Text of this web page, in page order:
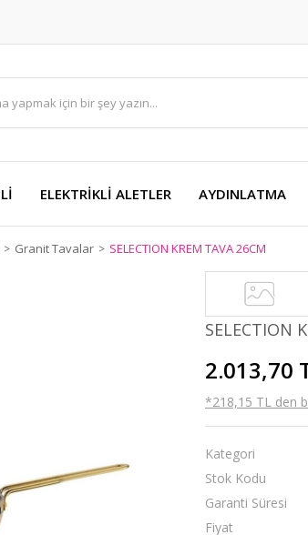
ELEKTRİKLİ ALETLER AYDINLATMA
Granit Tavalar SELECTION KREM TAVA 26CM
SELECTION
2.013,70
*218,15 TL den
Kategori
Stok Kodu
Garanti Süresi
Fiyat